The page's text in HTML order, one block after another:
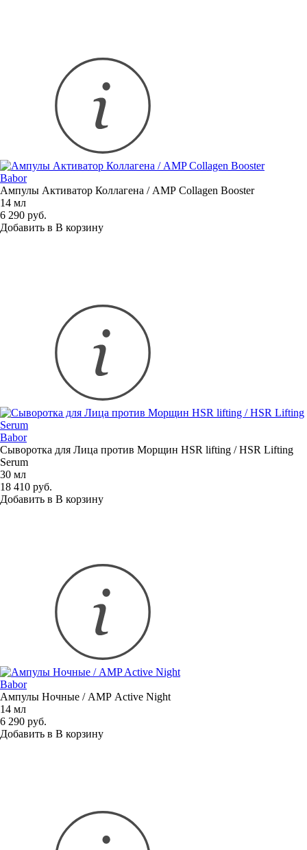
Babor
Ампулы Активатор Коллагена / AMP Collagen Booster
14 мл
6 290 руб.
Добавить в В корзину
Babor
Сыворотка для Лица против Морщин HSR lifting / HSR Lifting
Serum
30 мл
18 410 руб.
Добавить в В корзину
Babor
Ампулы Ночные / AMP Active Night
14 мл
6 290 руб.
Добавить в В корзину